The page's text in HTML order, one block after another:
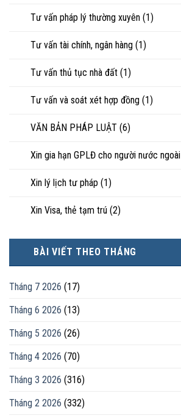
Tư vấn pháp lý thường xuyên (1)
Tư vấn tài chính, ngân hàng (1)
Tư vấn thủ tục nhà đất (1)
Tư vấn và soát xét hợp đồng (1)
VĂN BẢN PHÁP LUẬT (6)
Xin gia hạn GPLĐ cho người nước ngoài
Xin lý lịch tư pháp (1)
Xin Visa, thẻ tạm trú (2)
BÀI VIẾT THEO THÁNG
Tháng 7 2026 (17)
Tháng 6 2026 (13)
Tháng 5 2026 (26)
Tháng 4 2026 (70)
Tháng 3 2026 (316)
Tháng 2 2026 (332)